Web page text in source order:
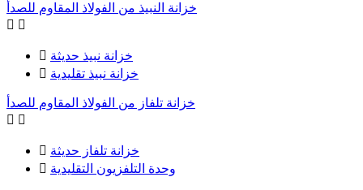
خزانة النبيذ من الفولاذ المقاوم للصدأ
 
 خزانة نبيذ حديثة
 خزانة نبيذ تقليدية
خزانة تلفاز من الفولاذ المقاوم للصدأ
 
 خزانة تلفاز حديثة
 وحدة التلفزيون التقليدية